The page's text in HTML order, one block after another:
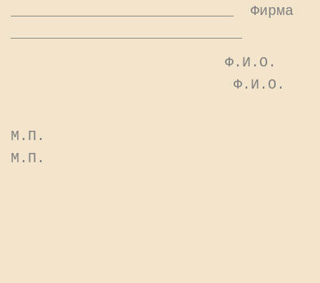
__________________________ Фирма
Ф.И.О.
Ф.И.О.
М.П.
М.П.